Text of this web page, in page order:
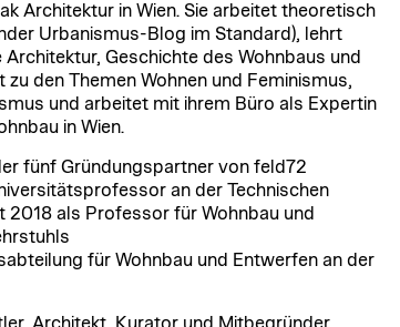
Architektur in Wien. Sie arbeitet theoretisch
Urbanismus-Blog im Standard), lehrt
Geschichte des Wohnbaus und
den Themen Wohnen und Feminismus,
und arbeitet mit ihrem Büro als Expertin
in Wien.
fünf Gründungspartner von feld72
an der Technischen
2018 als Professor für Wohnbau und
für Wohnbau und Entwerfen an der